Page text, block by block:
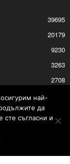
39695
20179
9230
3263
2708
осигурим най-
да
сте съгласни и